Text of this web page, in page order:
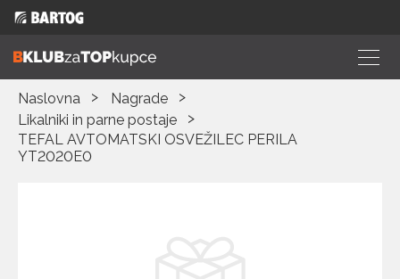
Naslovna
Nagrade
Likalniki in parne postaje
TEFAL AVTOMATSKI OSVEŽILEC PERILA
YT2020E0